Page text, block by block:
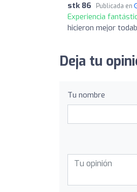
stk 86 Publicada en
Experiencia
hicieron mejor
Deja tu
Tu nombre